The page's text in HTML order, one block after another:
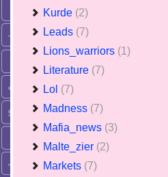
Kurde (2)
Leads (7)
Lions_warriors (1)
Literature (7)
Lol (7)
Madness (7)
Mafia_news (3)
Malte_zier (2)
Markets (7)